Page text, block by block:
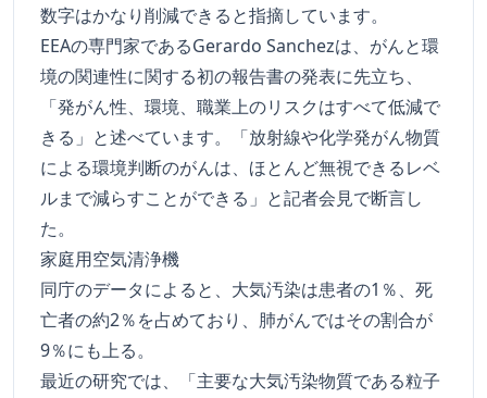
数字はかなり削減できると指摘しています。
EEAの専門家であるGerardo Sanchezは、がんと環
境の関連性に関する初の報告書の発表に先立ち、
「発がん性、環境、職業上のリスクはすべて低減で
きる」と述べています。「放射線や化学発がん物質
による環境判断のがんは、ほとんど無視できるレベ
ルまで減らすことができる」と記者会見で断言し
た。
家庭用空気清浄機
同庁のデータによると、大気汚染は患者の1％、死
亡者の約2％を占めており、肺がんではその割合が
9％にも上る。
最近の研究では、「主要な大気汚染物質である粒子